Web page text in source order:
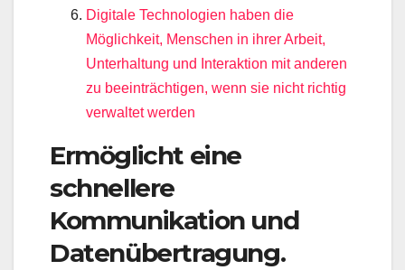
Digitale Technologien haben die
Möglichkeit, Menschen in ihrer Arbeit,
Unterhaltung und Interaktion mit anderen
zu beeinträchtigen, wenn sie nicht richtig
verwaltet werden
Ermöglicht eine
schnellere
Kommunikation und
Datenübertragung.